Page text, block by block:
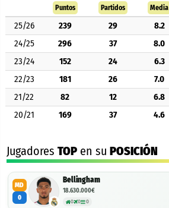
Puntos Partidos Media
25/26 239 29 8.2
24/25
296 37 8.0
23/24
152 24 6.3
22/23
181 26 7.0
21/22
82 12 6.8
20/21
169 37 4.6
Jugadores TOP en su POSICIÓN
MD
0
Bellingham
18.630.000€
0 0 0